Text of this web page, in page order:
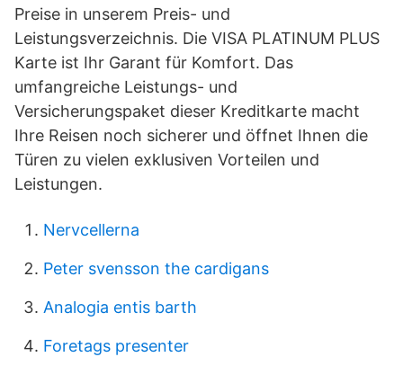
Preise in unserem Preis- und
Leistungsverzeichnis. Die VISA PLATINUM PLUS
Karte ist Ihr Garant für Komfort. Das
umfangreiche Leistungs- und
Versicherungspaket dieser Kreditkarte macht
Ihre Reisen noch sicherer und öffnet Ihnen die
Türen zu vielen exklusiven Vorteilen und
Leistungen.
Nervcellerna
Peter svensson the cardigans
Analogia entis barth
Foretags presenter